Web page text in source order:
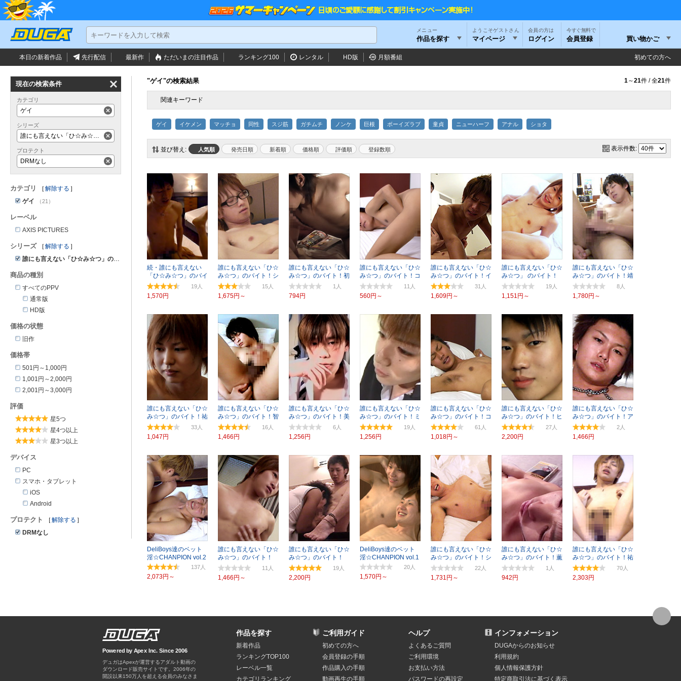
メニュー
作品を探す
ようこそゲストさん
マイページ ログイン
今すぐ無料で
会員登録 買い物かご
本日の新着作品 先行配信 最新作 ただいまの注目作品 ランキング100 レンタル HD版 月額番組 初めての方へ
"ゲイ"の検索結果 1～21件 / 全21件
関連キーワード
ゲイ イケメン マッチョ 同性 スジ筋 ガチムチ ノンケ 巨根 ボーイズラブ 童貞 ニューハーフ アナル ショタ
並び替え: 人気順 発売日順 新着順 価格順 評価順 表示件数:
続・誰にも言えない
「ひ☆み☆つ」のバイ
ト！ヒロアキ
19
1,570円
誰にも言えない「ひ☆
み☆つ」のバイト！シ
オン
15
1,675円～
誰にも言えない「ひ☆
み☆つ」のバイト！初
フェラ体験
1
794円
誰にも言えない「ひ☆
み☆つ」のバイト！コ
ウキ
11
560円～
誰にも言えない「ひ☆
み☆つ」のバイト！イ
ケメン×2
31
1,609円～
誰にも言えない「ひ☆
み☆つ」 のバイト！
アイル編
19
1,151円～
誰にも言えない「ひ☆
み☆つ」のバイト！靖
也
8
1,780円～
誰にも言えない「ひ☆
み☆つ」のバイト！祐
也☆19歳
33
1,047円
誰にも言えない「ひ☆
み☆つ」のバイト！智
明
16
1,466円
誰にも言えない「ひ☆
み☆つ」のバイト！美
尻 19歳
6
1,256円
誰にも言えない「ひ☆
み☆つ」のバイト！ミ
チル
19
1,256円
誰にも言えない「ひ☆
み☆つ」のバイト！コ
ウキ・カラミ
61
1,018円～
誰にも言えない「ひ☆
み☆つ」のバイト！ヒ
ロアキ☆19歳
27
2,200円
誰にも言えない「ひ☆
み☆つ」のバイト！ア
キラ☆18歳
2
1,466円
DeliBoys達のベット
淫☆CHANPION vol.2
137
2,073円～
誰にも言えない「ひ☆
み☆つ」のバイト！
KAIJI
11
1,466円～
誰にも言えない「ひ☆
み☆つ」のバイト！
TSUYOSHI
19
2,200円
DeliBoys達のベット
淫☆CHANPION vol.1
20
1,570円～
誰にも言えない「ひ☆
み☆つ」のバイト！シ
ャイな大学生
22
1,731円～
誰にも言えない「ひ☆
み☆つ」のバイト！薫
☆19歳
1
942円
誰にも言えない「ひ☆
み☆つ」のバイト！祐
也2
70
2,303円
現在の検索条件
カテゴリ
ゲイ
シリーズ
誰にも言えない「ひ☆み☆つ」のバイト！
プロテクト
DRMなし
カテゴリ
解除する
ゲイ
（21）
レーベル
AXIS PICTURES
シリーズ
解除する
誰にも言えない「ひ☆み☆つ」のバイト！
商品の種別
すべてのPPV
通常版
HD版
価格の状態
旧作
価格帯
501円～1,000円
1,001円～2,000円
2,001円～3,000円
評価
星5つ
星4つ以上
星3つ以上
デバイス
PC
スマホ・タブレット
iOS
Android
プロテクト
解除する
DRMなし
Powered by Apex Inc. Since 2006
デュガはApexが運営するアダルト動画の
ダウンロード販売サイトです。
作品を探す
新着作品
ランキングTOP100
レーベル一覧
カテゴリランキング
ご利用ガイド
初めての方へ
会員登録の手順
作品購入の手順
動画再生の手順
ヘルプ
よくあるご質問
ご利用環境
お支払い方法
パスワードの再設定
インフォメーション
DUGAからのお知らせ
利用規約
個人情報保護方針
特定商取引法に基づく表示